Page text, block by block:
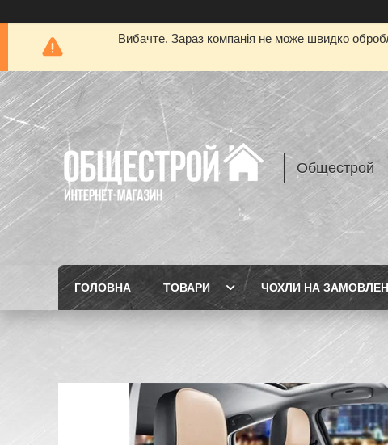
Вибачте. Зараз компанія не може швидко
Общестрой
ГОЛОВНА ТОВАРИ ЧОХЛИ НА